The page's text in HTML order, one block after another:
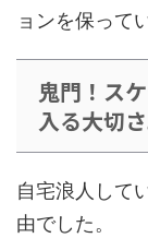
ョンを保って
鬼門！ス
入る大切さ
自宅浪人して
由でした。